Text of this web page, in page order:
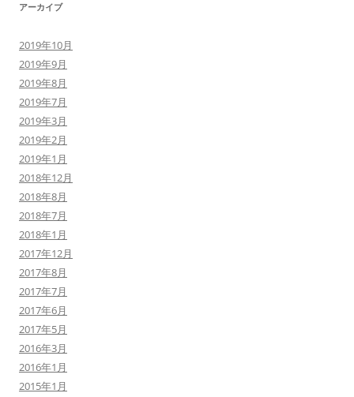
アーカイブ
2019年10月
2019年9月
2019年8月
2019年7月
2019年3月
2019年2月
2019年1月
2018年12月
2018年8月
2018年7月
2018年1月
2017年12月
2017年8月
2017年7月
2017年6月
2017年5月
2016年3月
2016年1月
2015年1月